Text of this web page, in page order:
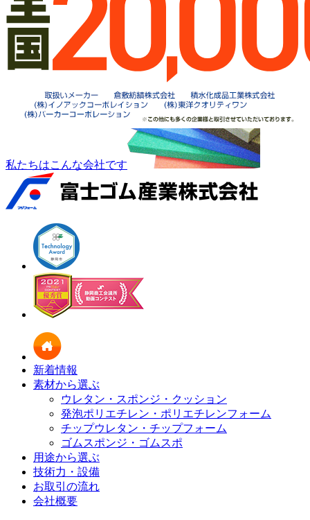
私たちはこんな会社です
新着情報
素材から選ぶ
ウレタン・スポンジ・クッション
発泡ポリエチレン・ポリエチレンフォーム
チップウレタン・チップフォーム
ゴムスポンジ・ゴムスポ
用途から選ぶ
技術力・設備
お取引の流れ
会社概要